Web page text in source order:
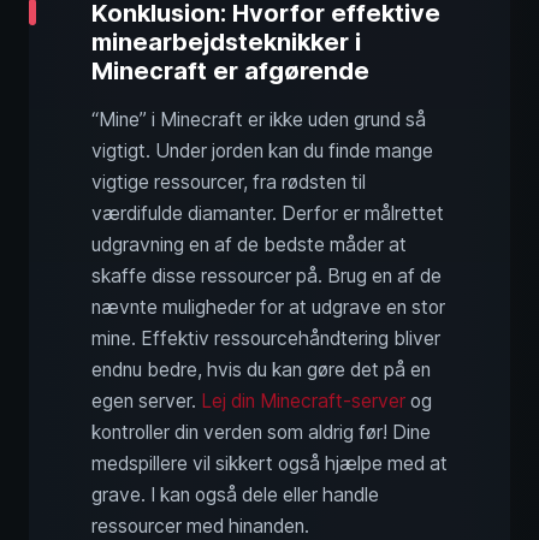
Konklusion: Hvorfor effektive
minearbejdsteknikker i
Minecraft er afgørende
“Mine” i Minecraft er ikke uden grund så
vigtigt. Under jorden kan du finde mange
vigtige ressourcer, fra rødsten til
værdifulde diamanter. Derfor er målrettet
udgravning en af de bedste måder at
skaffe disse ressourcer på. Brug en af de
nævnte muligheder for at udgrave en stor
mine. Effektiv ressourcehåndtering bliver
endnu bedre, hvis du kan gøre det på en
egen server. Lej din Minecraft-server og
kontroller din verden som aldrig før! Dine
medspillere vil sikkert også hjælpe med at
grave. I kan også dele eller handle
ressourcer med hinanden.